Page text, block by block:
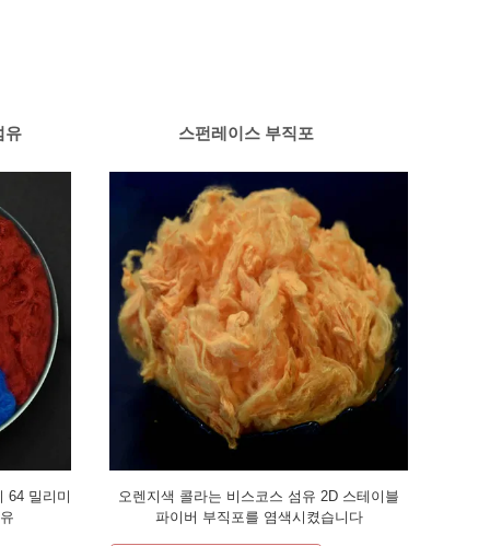
유 스펀레이스 부직포
64 밀리미
오렌지색 콜라는 비스코스 섬유 2D 스테이블
파이버 부직포를 염색시켰습니다